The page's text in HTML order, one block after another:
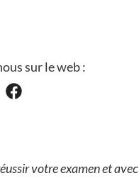
sur le web :
votre examen et